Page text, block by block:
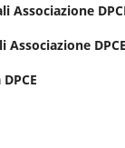
Associazione
Associazione DPCE